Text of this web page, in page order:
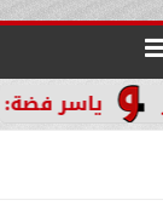
ياسر فضة: